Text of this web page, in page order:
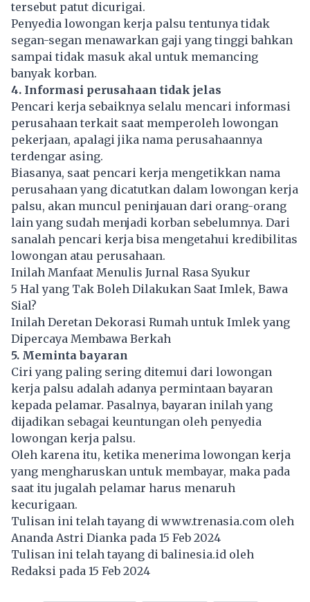
tersebut patut dicurigai.
Penyedia lowongan kerja palsu tentunya tidak
segan-segan menawarkan gaji yang tinggi bahkan
sampai tidak masuk akal untuk memancing
banyak korban.
4. Informasi perusahaan tidak jelas
Pencari kerja sebaiknya selalu mencari informasi
perusahaan terkait saat memperoleh lowongan
pekerjaan, apalagi jika nama perusahaannya
terdengar asing.
Biasanya, saat pencari kerja mengetikkan nama
perusahaan yang dicatutkan dalam lowongan kerja
palsu, akan muncul peninjauan dari orang-orang
lain yang sudah menjadi korban sebelumnya. Dari
sanalah pencari kerja bisa mengetahui kredibilitas
lowongan atau perusahaan.
Inilah Manfaat Menulis Jurnal Rasa Syukur
5 Hal yang Tak Boleh Dilakukan Saat Imlek, Bawa
Sial?
Inilah Deretan Dekorasi Rumah untuk Imlek yang
Dipercaya Membawa Berkah
5. Meminta bayaran
Ciri yang paling sering ditemui dari lowongan
kerja palsu adalah adanya permintaan bayaran
kepada pelamar. Pasalnya, bayaran inilah yang
dijadikan sebagai keuntungan oleh penyedia
lowongan kerja palsu.
Oleh karena itu, ketika menerima lowongan kerja
yang mengharuskan untuk membayar, maka pada
saat itu jugalah pelamar harus menaruh
kecurigaan.
Tulisan ini telah tayang di www.trenasia.com oleh
Ananda Astri Dianka pada 15 Feb 2024
Tulisan ini telah tayang dibalinesia.id oleh
Redaksi pada 15 Feb 2024